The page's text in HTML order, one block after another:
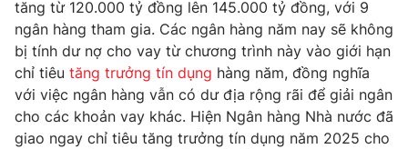
Khán giả
Giải sao mai
Sao
Du lịch
Làm đẹp
Chất lượng cuộc sống
Giáo dục
Tuyển sinh
Học trực tuyến
Công nghệ
Hitech Công nghệ tương lai
Giao lưu trực tuyến
tăng từ 120.000 tỷ đồng lên 145.000 tỷ đồng, với 9
ngân hàng tham gia. Các ngân hàng năm nay sẽ không
bị tính dư nợ cho vay từ chương trình này vào giới hạn
chỉ tiêu tăng trưởng tín dụng hàng năm, đồng nghĩa
với việc ngân hàng vẫn có dư địa rộng rãi để giải ngân
cho các khoản vay khác. Hiện Ngân hàng Nhà nước đã
giao ngay chỉ tiêu tăng trưởng tín dụng năm 2025 cho